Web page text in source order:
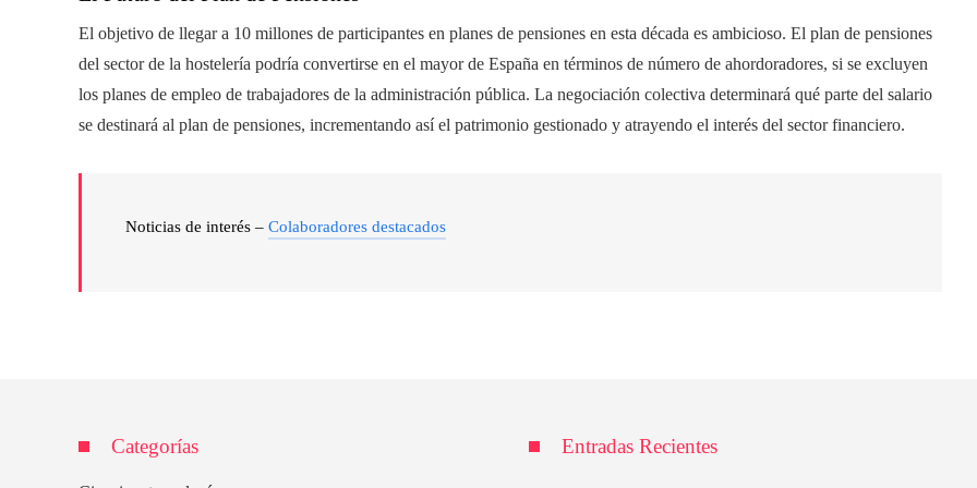
El objetivo de llegar a 10 millones de participantes en planes de pensiones en esta década es ambicioso. El plan de pensiones
del sector de la hostelería podría convertirse en el mayor de España en términos de número de ahordoradores, si se excluyen
los planes de empleo de trabajadores de la administración pública. La negociación colectiva determinará qué parte del salario
se destinará al plan de pensiones, incrementando así el patrimonio gestionado y atrayendo el interés del sector financiero.
Noticias de interés – Colaboradores destacados
Categorías Entradas Recientes